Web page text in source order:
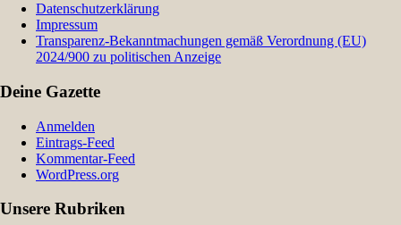
Datenschutzerklärung
Impressum
Transparenz-Bekanntmachungen gemäß Verordnung (EU)
2024/900 zu politischen Anzeige
Deine Gazette
Anmelden
Eintrags-Feed
Kommentar-Feed
WordPress.org
Unsere Rubriken